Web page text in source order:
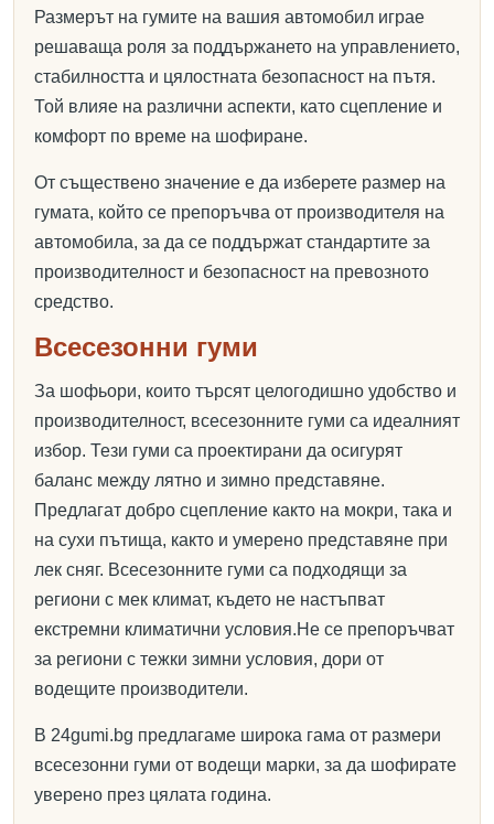
Размерът на гумите на вашия автомобил играе
решаваща роля за поддържането на управлението,
стабилността и цялостната безопасност на пътя.
Той влияе на различни аспекти, като сцепление и
комфорт по време на шофиране.
От съществено значение е да изберете размер на
гумата, който се препоръчва от производителя на
автомобила, за да се поддържат стандартите за
производителност и безопасност на превозното
средство.
Всесезонни гуми
За шофьори, които търсят целогодишно удобство и
производителност, всесезонните гуми са идеалният
избор. Тези гуми са проектирани да осигурят
баланс между лятно и зимно представяне.
Предлагат добро сцепление както на мокри, така и
на сухи пътища, както и умерено представяне при
лек сняг. Всесезонните гуми са подходящи за
региони с мек климат, където не настъпват
екстремни климатични условия.Не се препоръчват
за региони с тежки зимни условия, дори от
водещите производители.
В 24gumi.bg предлагаме широка гама от размери
всесезонни гуми от водещи марки, за да шофирате
уверено през цялата година.